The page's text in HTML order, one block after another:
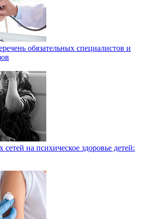
обязательных специалистов и
на психическое здоровье детей: